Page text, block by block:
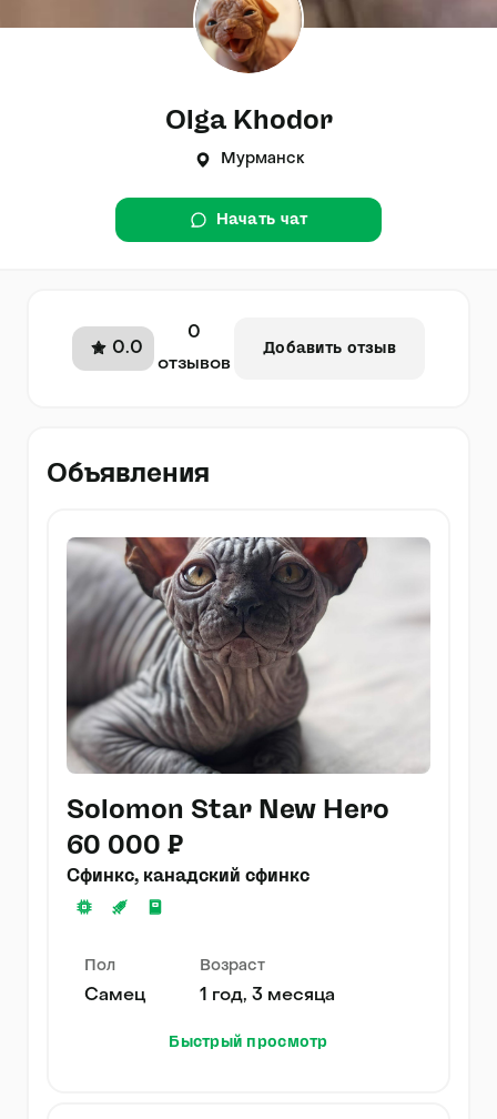
Olga Khodor
Мурманск
Начать чат
0.0
0
отзывов
Добавить отзыв
Объявления
Solomon Star New Hero
60 000 ₽
Сфинкс, канадский сфинкс
Пол
Самец
Возраст
1 год, 3 месяца
Быстрый просмотр